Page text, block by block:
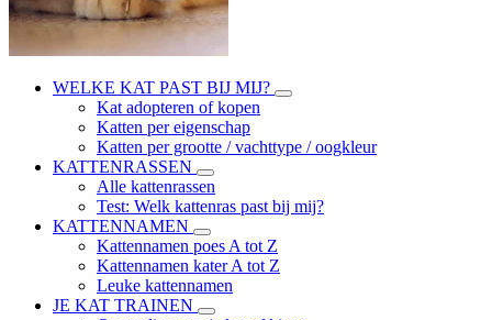
WELKE KAT PAST BIJ MIJ?
Kat adopteren of kopen
Katten per eigenschap
Katten per grootte / vachttype / oogkleur
KATTENRASSEN
Alle kattenrassen
Test: Welk kattenras past bij mij?
KATTENNAMEN
Kattennamen poes A tot Z
Kattennamen kater A tot Z
Leuke kattennamen
JE KAT TRAINEN